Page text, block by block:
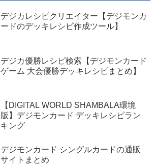
デジカレシピクリエイター【デジモンカ
ードのデッキレシピ作成ツール】
デジカ優勝レシピ検索【デジモンカード
ゲーム 大会優勝デッキレシピまとめ】
【DIGITAL WORLD SHAMBALA環境
版】デジモンカード デッキレシピラン
キング
デジモンカード シングルカードの通販
サイトまとめ